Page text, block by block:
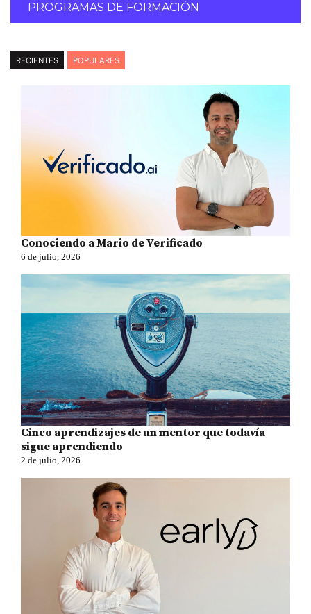
PROGRAMAS DE FORMACIÓN
RECIENTES POPULARES
Conociendo a Mario de Verificado
6 de julio, 2026
Cinco aprendizajes de un mentor que todavía
sigue aprendiendo
2 de julio, 2026